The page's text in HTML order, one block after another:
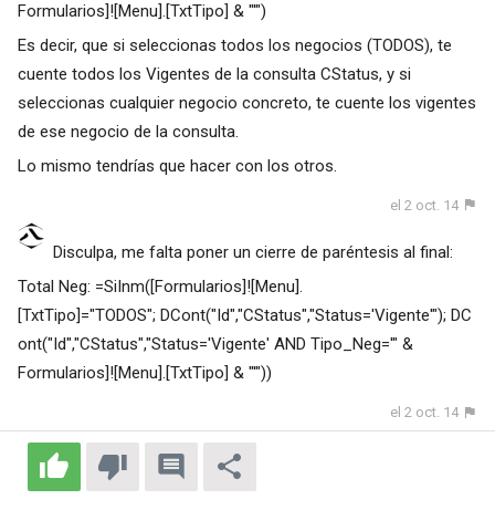
Formularios]![Menu].[TxtTipo] & "'")
Es decir, que si seleccionas todos los negocios (TODOS), te
cuente todos los Vigentes de la consulta CStatus, y si
seleccionas cualquier negocio concreto, te cuente los vigentes
de ese negocio de la consulta.
Lo mismo tendrías que hacer con los otros.
el 2 oct. 14
Disculpa, me falta poner un cierre de paréntesis al final:
Total Neg: =SiInm([Formularios]![Menu].
[TxtTipo]="TODOS"; DCont("Id","CStatus","Status='Vigente'"); DC
ont("Id","CStatus","Status='Vigente' AND Tipo_Neg='" &
Formularios]![Menu].[TxtTipo] & "'"))
el 2 oct. 14